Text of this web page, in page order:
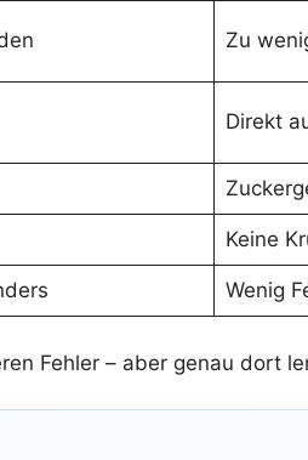
Zu
Direkt
Keine
Wenig
Fehler – aber genau dort